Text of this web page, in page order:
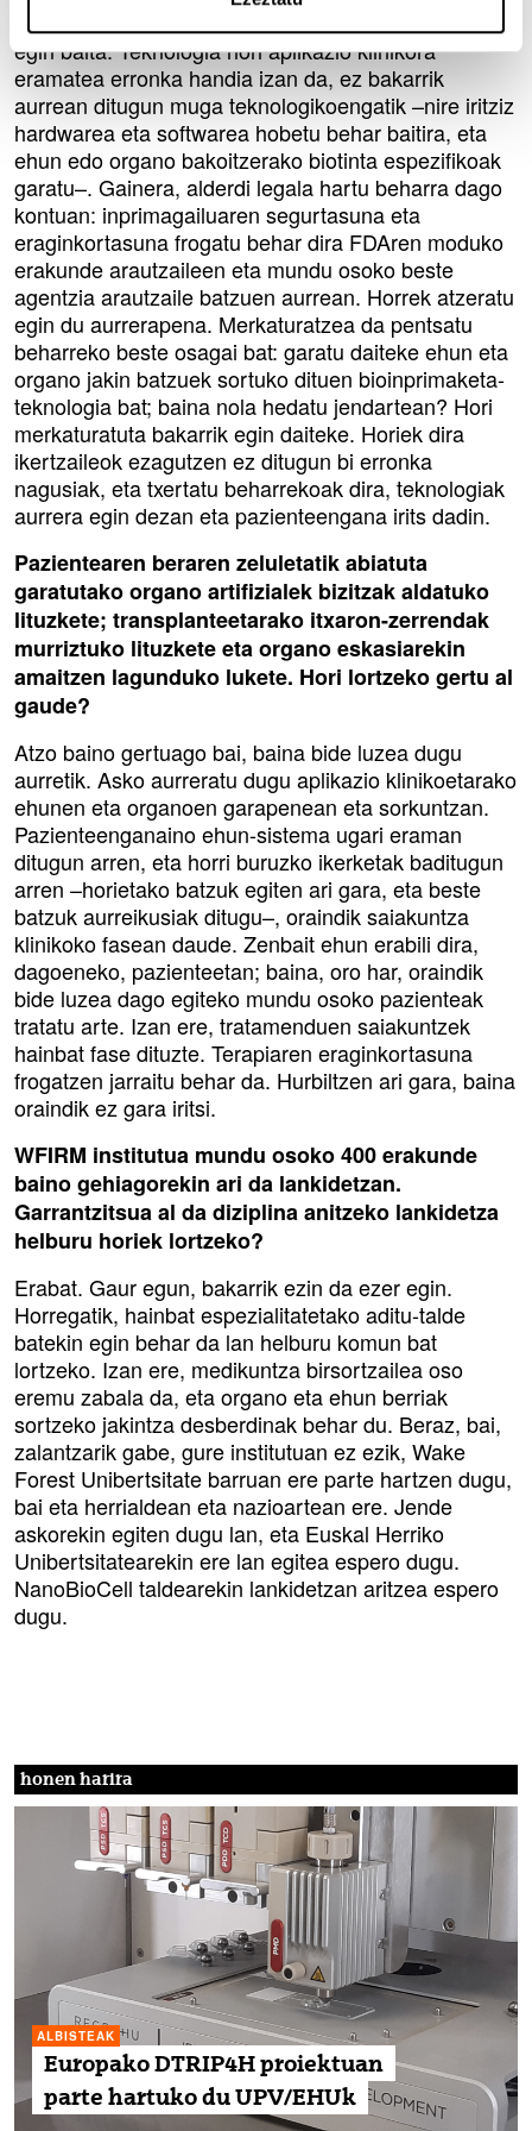
Oso galdera zaila da, ikerketa gehiena laborategian
egin baita. Teknologia hori aplikazio klinikora
eramatea erronka handia izan da, ez bakarrik
aurrean ditugun muga teknologikoengatik –nire iritziz
hardwarea eta softwarea hobetu behar baitira, eta
ehun edo organo bakoitzerako biotinta espezifikoak
garatu–. Gainera, alderdi legala hartu beharra dago
kontuan: inprimagailuaren segurtasuna eta
eraginkortasuna frogatu behar dira FDAren moduko
erakunde arautzaileen eta mundu osoko beste
agentzia arautzaile batzuen aurrean. Horrek atzeratu
egin du aurrerapena. Merkaturatzea da pentsatu
beharreko beste osagai bat: garatu daiteke ehun eta
organo jakin batzuek sortuko dituen bioinprimaketa-
teknologia bat; baina nola hedatu jendartean? Hori
merkaturatuta bakarrik egin daiteke. Horiek dira
ikertzaileok ezagutzen ez ditugun bi erronka
nagusiak, eta txertatu beharrekoak dira, teknologiak
aurrera egin dezan eta pazienteengana irits dadin.
Pazientearen beraren zeluletatik abiatuta
garatutako organo artifizialek bizitzak aldatuko
lituzkete; transplanteetarako itxaron-zerrendak
murriztuko lituzkete eta organo eskasiarekin
amaitzen lagunduko lukete. Hori lortzeko gertu al
gaude?
Atzo baino gertuago bai, baina bide luzea dugu
aurretik. Asko aurreratu dugu aplikazio klinikoetarako
ehunen eta organoen garapenean eta sorkuntzan.
Pazienteenganaino ehun-sistema ugari eraman
ditugun arren, eta horri buruzko ikerketak baditugun
arren –horietako batzuk egiten ari gara, eta beste
batzuk aurreikusiak ditugu–, oraindik saiakuntza
klinikoko fasean daude. Zenbait ehun erabili dira,
dagoeneko, pazienteetan; baina, oro har, oraindik
bide luzea dago egiteko mundu osoko pazienteak
tratatu arte. Izan ere, tratamenduen saiakuntzek
hainbat fase dituzte. Terapiaren eraginkortasuna
frogatzen jarraitu behar da. Hurbiltzen ari gara, baina
oraindik ez gara iritsi.
WFIRM institutua mundu osoko 400 erakunde
baino gehiagorekin ari da lankidetzan.
Garrantzitsua al da diziplina anitzeko lankidetza
helburu horiek lortzeko?
Erabat. Gaur egun, bakarrik ezin da ezer egin.
Horregatik, hainbat espezialitatetako aditu-talde
batekin egin behar da lan helburu komun bat
lortzeko. Izan ere, medikuntza birsortzailea oso
eremu zabala da, eta organo eta ehun berriak
sortzeko jakintza desberdinak behar du. Beraz, bai,
zalantzarik gabe, gure institutuan ez ezik, Wake
Forest Unibertsitate barruan ere parte hartzen dugu,
bai eta herrialdean eta nazioartean ere. Jende
askorekin egiten dugu lan, eta Euskal Herriko
Unibertsitatearekin ere lan egitea espero dugu.
NanoBioCell taldearekin lankidetzan aritzea espero
dugu.
honen harira
ALBISTEAK
Europako DTRIP4H proiektuan
parte hartuko du UPV/EHUk